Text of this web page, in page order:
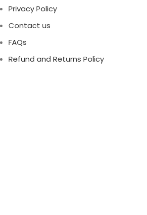
Privacy Policy
Contact us
FAQs
Refund and Returns Policy